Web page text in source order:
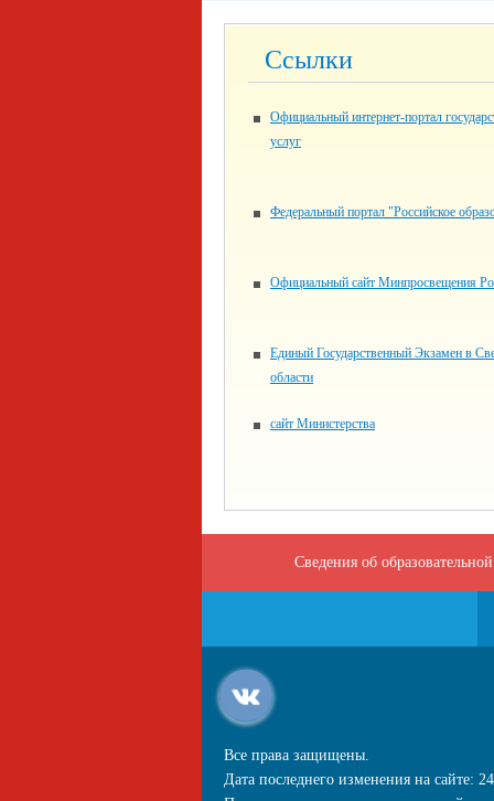
Ссылки
Официальный интернет-портал
услуг
Федеральный портал "Российское
Официальный сайт Минпросвещения
Единый Государственный Экзамен в
области
сайт Министерства
Сведения об
Все права защищены.
Дата последнего изменения на сайте: